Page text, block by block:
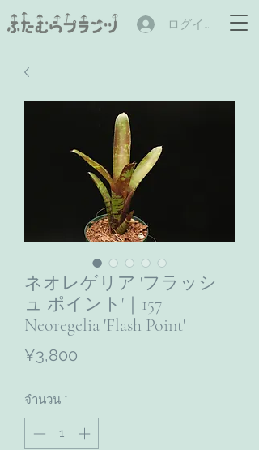
ログイン
ネオレゲリア 'フラッシ
ュ ポイント'｜157
Neoregelia 'Flash Point'
¥3,800
จำนวน *